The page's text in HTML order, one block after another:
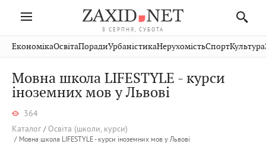
8 СЕРПНЯ, СУБОТА
Івано-
Франківськ
Волинь
Рівне
Чернівці
Стрий
Хмельницький
Публікації
Авто СловкоКультура
Кіно Дім СпортКраєзнавство
ЕкономікаОсвітаПорадиУрбаністикаНерухомістьСпортКультура
Мовна школа LIFESTYLE - курси
іноземних мов у Львові
364
Каталог
Освіта (школи, курси)
Мовна школа LIFESTYLE - курси іноземних мов у Львові